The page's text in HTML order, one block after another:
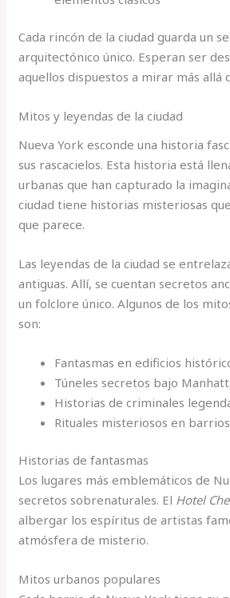
Cada rincón de la ciudad guarda un
arquitectónico único. Esperan ser
aquellos dispuestos a mirar más allá
Mitos y leyendas de la ciudad
Nueva York esconde una historia
sus rascacielos. Esta historia está
urbanas que han capturado la
ciudad tiene historias misteriosas
que parece.
Las leyendas de la ciudad se
antiguas. Allí, se cuentan secretos
un folclore único. Algunos de los
son:
Fantasmas en edificios
Túneles secretos bajo
Historias de criminales
Rituales misteriosos en
Historias de fantasmas
Los lugares más emblemáticos de
secretos sobrenaturales. El Hotel
albergar los espíritus de artistas
atmósfera de misterio.
Mitos urbanos populares